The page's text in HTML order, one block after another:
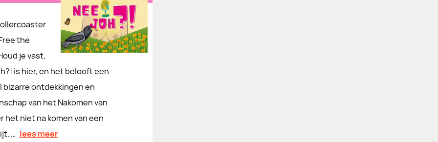
the
je vast,
is hier, en het belooft een
ontdekkingen en
van het Nakomen van
het niet na komen van een
… lees meer